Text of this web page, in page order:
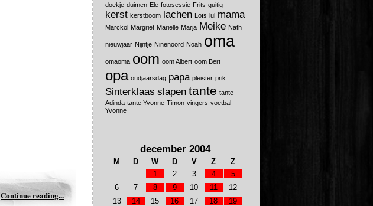
Continue reading...
doekje duimen Ele fotosessie Frits guitig
kerst kerstboom lachen Loïs lui mama
Marckol Margriet Mariëlle Marja Meike Nath
nieuwjaar Nijntje Ninenoord Noah oma
omaoma oom oom Albert oom Bert
opa oudjaarsdag papa pleister prik
Sinterklaas slapen tante tante
Adinda tante Yvonne Timon vingers voetbal
Yvonne
december 2004
M D W D V Z
Z
1
2 3 4
5
6
7 8 9 10 11
12
13
14 15 16 17 18
19